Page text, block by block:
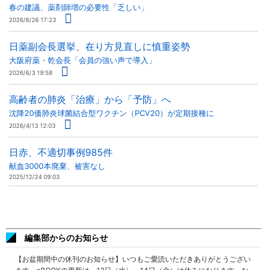
春の建議、薬剤師増の必要性「乏しい」
2026/6/26 17:23
日薬副会長選挙、在り方見直しに慎重姿勢
大阪府薬・乾会長「会員の強い声で導入」
2026/6/3 19:58
高齢者の肺炎「治療」から「予防」へ
沈降20価肺炎球菌結合型ワクチン（PCV20）が定期接種に
2026/4/13 12:03
日赤、不適切事例985件
献血3000本廃棄、被害なし
2025/12/24 09:03
編集部からのお知らせ
【お盆期間中の休刊のお知らせ】いつもご愛読いただきありがとうござい